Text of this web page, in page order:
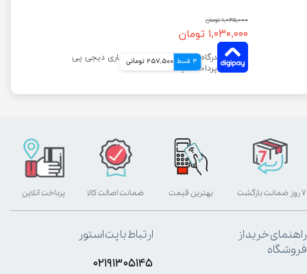
۱,۰۳۵,۰۰۰ تومان
۱,۰۳۰,۰۰۰ تومان
4 قسط 257,500 تومانی
بهترین قیمت پرداخت آنلاین ۷ روز ضمانت بازگشت ضمانت اصالت کالا
راهنمای خرید از
فروشگاه
ارتباط با پت استور
۰۲۱۹۱۳۰۵۱۴۵